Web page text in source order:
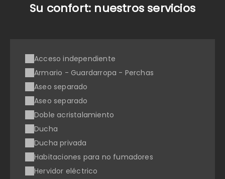
Su confort: nuestros servicios
Acceso independiente
Armario - Guardarropa - Perchas
Aseo separado
Aseo separado
Doble acristalamiento
Ducha
Ducha privada
Habitaciones para no fumadores
Hervidor eléctrico